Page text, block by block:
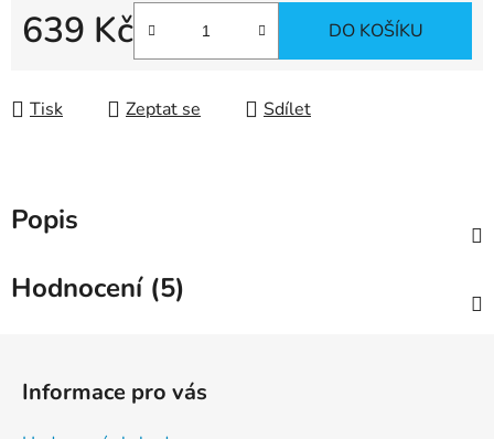
639 Kč DO KOŠÍKU
Tisk Zeptat se Sdílet
Popis
Hodnocení (5)
Informace pro vás